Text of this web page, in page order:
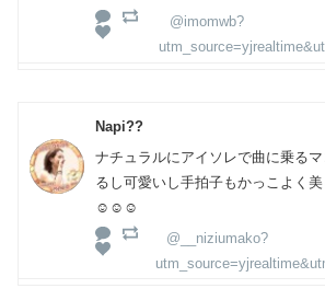
@imomwb?
Napi??
ナチュラルにアイソレで曲に乗る
るし可愛いし手拍子もかっこよく
☺️☺️☺️
@__niziumako?